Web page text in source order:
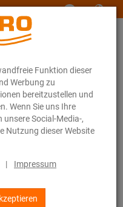
Funktion dieser
Werbung zu
bereitzustellen und
Wenn Sie uns Ihre
Social-Media-,
Nutzung dieser Website
| Impressum